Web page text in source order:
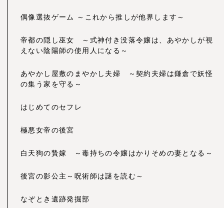
偶像選抜ゲーム ～これから推しが他界します～
帝都の隠し巫女 ～式神付き没落令嬢は、あやかしが視
えない陰陽師の使用人になる～
あやかし屋敷のまやかし夫婦 ～契約夫婦は鎌倉で妖怪
の集う家を守る～
はじめてのセフレ
極悪女帝の後宮
白天狗の贄嫁 ～毒持ちの令嬢はかりそめの妻となる～
後宮の影公主～呪術師は謎を読む～
なぞとき遺跡発掘部